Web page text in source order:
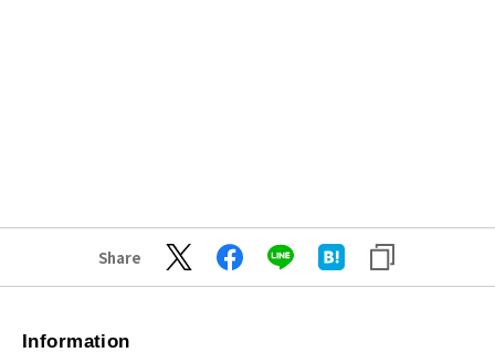
Share
Information